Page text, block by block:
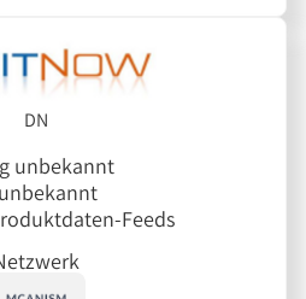
DN
unbekannt
Feeds